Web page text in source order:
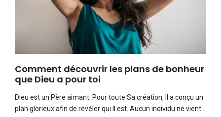
Comment découvrir les plans de bonheur
que Dieu a pour toi
Dieu est un Père aimant. Pour toute Sa création, Il a conçu un
plan glorieux afin de révéler qui Il est. Aucun individu ne vient…